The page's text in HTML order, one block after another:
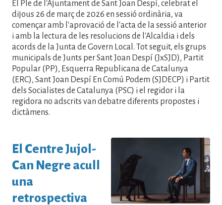
El Ple de l'Ajuntament de Sant Joan Despí, celebrat el
dijous 26 de març de 2026 en sessió ordinària, va
començar amb l'aprovació de l'acta de la sessió anterior
i amb la lectura de les resolucions de l'Alcaldia i dels
acords de la Junta de Govern Local. Tot seguit, els grups
municipals de Junts per Sant Joan Despí (JxSJD), Partit
Popular (PP), Esquerra Republicana de Catalunya
(ERC), Sant Joan Despí En Comú Podem (SJDECP) i Partit
dels Socialistes de Catalunya (PSC) i el regidor i la
regidora no adscrits van debatre diferents propostes i
dictàmens.
El Centre Jujol-
Can Negre acull
una
retrospectiva